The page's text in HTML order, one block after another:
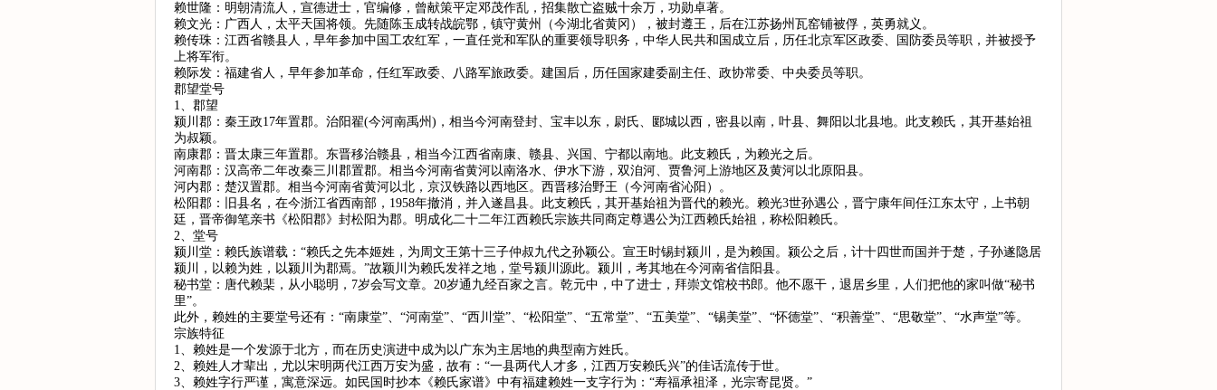
赖世隆：明朝清流人，宣德进士，官编修，曾献策平定邓茂作乱，招集散亡盗贼十余万，功勋卓著。
赖文光：广西人，太平天国将领。先随陈玉成转战皖鄂，镇守黄州（今湖北省黄冈），被封遵王，后在江苏扬州瓦窑铺被俘，英勇就义。
赖传珠：江西省赣县人，早年参加中国工农红军，一直任党和军队的重要领导职务，中华人民共和国成立后，历任北京军区政委、国防委员等职，并被授予
上将军衔。
赖际发：福建省人，早年参加革命，任红军政委、八路军旅政委。建国后，历任国家建委副主任、政协常委、中央委员等职。
郡望堂号
1、郡望
颍川郡：秦王政17年置郡。治阳翟(今河南禹州)，相当今河南登封、宝丰以东，尉氏、郾城以西，密县以南，叶县、舞阳以北县地。此支赖氏，其开基始祖
为叔颖。
南康郡：晋太康三年置郡。东晋移治赣县，相当今江西省南康、赣县、兴国、宁都以南地。此支赖氏，为赖光之后。
河南郡：汉高帝二年改秦三川郡置郡。相当今河南省黄河以南洛水、伊水下游，双洎河、贾鲁河上游地区及黄河以北原阳县。
河内郡：楚汉置郡。相当今河南省黄河以北，京汉铁路以西地区。西晋移治野王（今河南省沁阳）。
松阳郡：旧县名，在今浙江省西南部，1958年撤消，并入遂昌县。此支赖氏，其开基始祖为晋代的赖光。赖光3世孙遇公，晋宁康年间任江东太守，上书朝
廷，晋帝御笔亲书《松阳郡》封松阳为郡。明成化二十二年江西赖氏宗族共同商定尊遇公为江西赖氏始祖，称松阳赖氏。
2、堂号
颍川堂：赖氏族谱载：“赖氏之先本姬姓，为周文王第十三子仲叔九代之孙颖公。宣王时锡封颍川，是为赖国。颍公之后，计十四世而国并于楚，子孙遂隐居
颍川，以赖为姓，以颍川为郡焉。”故颖川为赖氏发祥之地，堂号颍川源此。颍川，考其地在今河南省信阳县。
秘书堂：唐代赖棐，从小聪明，7岁会写文章。20岁通九经百家之言。乾元中，中了进士，拜崇文馆校书郎。他不愿干，退居乡里，人们把他的家叫做“秘书
里”。
此外，赖姓的主要堂号还有：“南康堂”、“河南堂”、“西川堂”、“松阳堂”、“五常堂”、“五美堂”、“锡美堂”、“怀德堂”、“积善堂”、“思敬堂”、“水声堂”等。
宗族特征
1、赖姓是一个发源于北方，而在历史演进中成为以广东为主居地的典型南方姓氏。
2、赖姓人才辈出，尤以宋明两代江西万安为盛，故有：“一县两代人才多，江西万安赖氏兴”的佳话流传于世。
3、赖姓字行严谨，寓意深远。如民国时抄本《赖氏家谱》中有福建赖姓一支字行为：“寿福承祖泽，光宗寄昆贤。”